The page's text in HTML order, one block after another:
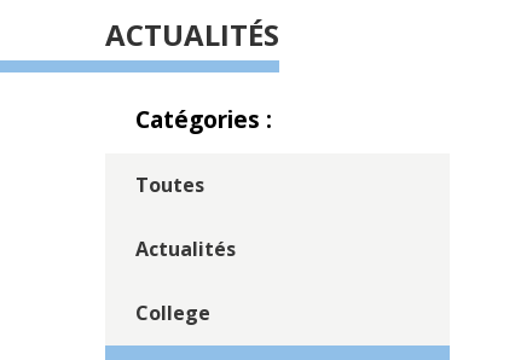
ACTUALITÉS
Catégories :
Toutes
Actualités
College